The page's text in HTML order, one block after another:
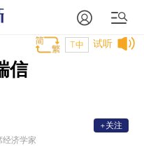
试听
T中
信
经济学家
+关注